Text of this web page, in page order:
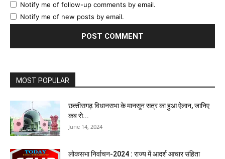
Notify me of follow-up comments by email.
Notify me of new posts by email.
MOST POPULAR
छत्‍तीसगढ़ विधानसभा के मानसून सत्र का हुआ ऐलान, जानिए
कब से...
June 14, 2024
लोकसभा निर्वाचन-2024 : राज्य में आदर्श आचार संहिता